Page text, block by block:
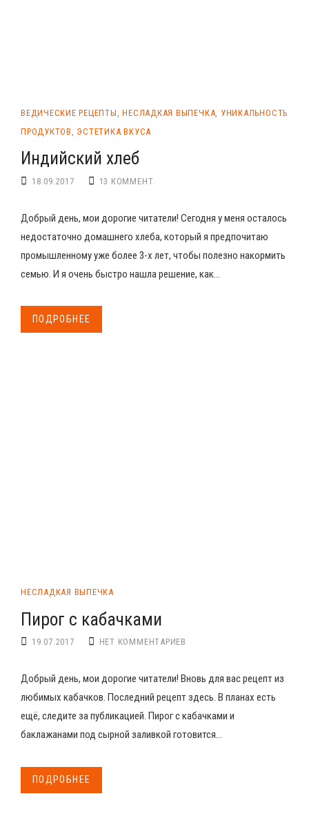
ВЕДИЧЕСКИЕ РЕЦЕПТЫ ,НЕСЛАДКАЯ ВЫПЕЧКА УНИКАЛЬНОСТЬ
ПРОДУКТОВ
ЭСТЕТИКА ВКУСА
Индийский хлеб
18.09.2017 13 КОММЕНТ.
Добрый день, мои дорогие читатели! Сегодня у меня осталось
недостаточно домашнего хлеба, который я предпочитаю
промышленному уже более 3-х лет, чтобы полезно накормить
семью. И я очень быстро нашла решение, как...
ПОДРОБНЕЕ
НЕСЛАДКАЯ ВЫПЕЧКА
Пирог с кабачками
19.07.2017 НЕТ КОММЕНТАРИЕВ
Добрый день, мои дорогие читатели! Вновь для вас рецепт из
любимых кабачков. Последний рецепт здесь. В планах есть
ещё, следите за публикацией. Пирог с кабачками и
баклажанами под сырной заливкой готовится...
ПОДРОБНЕЕ